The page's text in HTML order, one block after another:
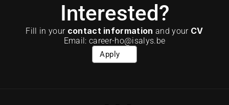
Interested?
Fill in your contact information and your CV
Email: career-ho@isalys.be
Apply